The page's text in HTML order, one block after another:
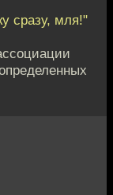
сразу, мля!"